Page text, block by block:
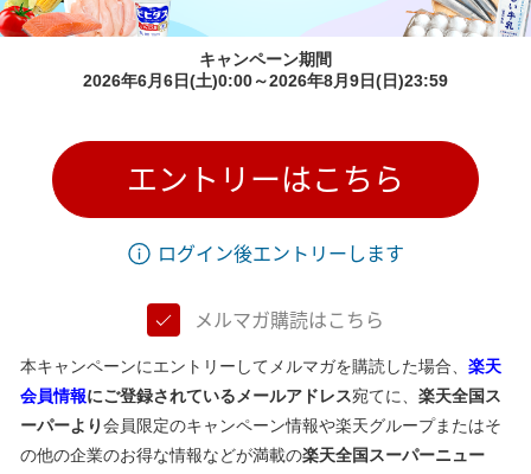
キャンペーン期間
2026年6月6日(土)0:00～2026年8月9日(日)23:59
エントリーはこちら
ログイン後エントリーします
メルマガ購読はこちら
本キャンペーンにエントリーしてメルマガを購読した場合、 楽天
会員情報にご登録されているメールアドレス宛てに、 楽天全国ス
ーパーより会員限定のキャンペーン情報や楽天グループまたはそ
の他の企業のお得な情報などが満載の楽天全国スーパーニュー